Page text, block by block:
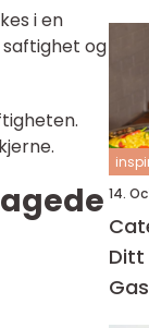
i en
og
14.
Ditt